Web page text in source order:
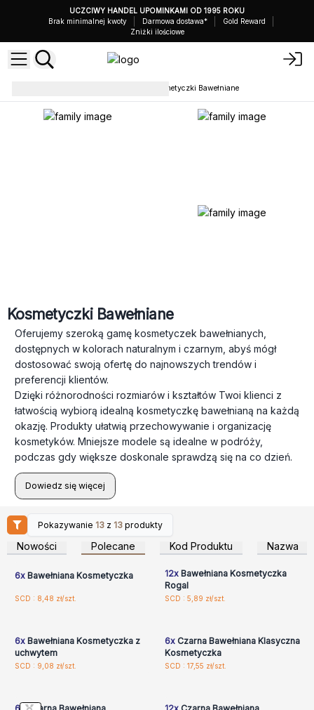
UCZCIWY HANDEL UPOMINKAMI OD 1995 ROKU
Brak minimalnej kwoty
Darmowa dostawa*
Gold Reward
Zniżki ilościowe
Kosmetyczki Bawełniane
Kosmetyczki Bawełniane
Oferujemy szeroką gamę kosmetyczek bawełnianych,
dostępnych w kolorach naturalnym i czarnym, abyś mógł
dostosować swoją ofertę do najnowszych trendów i
preferencji klientów.
Dzięki różnorodności rozmiarów i kształtów Twoi klienci z
łatwością wybiorą idealną kosmetyczkę bawełnianą na każdą
okazję. Produkty ułatwią przechowywanie i organizację
kosmetyków. Mniejsze modele są idealne w podróży,
podczas gdy większe doskonale sprawdzą się na co dzień.
Dowiedz się więcej
Pokazywanie 13 z 13 produkty
Nowości Polecane Kod Produktu Nazwa
Zaloguj się lub
zarejestruj, aby uzyskać
ceny hurtowe
6xBawełniana Kosmetyczka
SCD : 8,48 zł/szt.
zarejestruj, aby uzyskać
ceny hurtowe
12xBawełniana Kosmetyczka
Rogal
SCD : 5,89 zł/szt.
Zaloguj się lub
6xBawełniana Kosmetyczka z
uchwytem
SCD : 9,08 zł/szt.
Zaloguj się lub
6xCzarna Bawełniana Klasyczna
Kosmetyczka
SCD : 17,55 zł/szt.
Zaloguj się lub
Zaloguj się lub